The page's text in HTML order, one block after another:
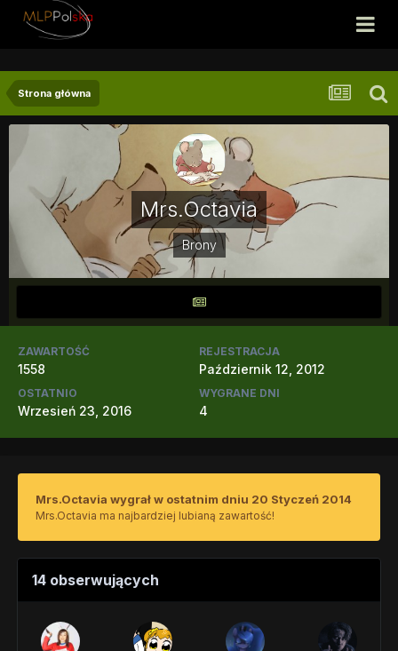
Strona główna
Mrs.Octavia
Brony
ZAWARTOŚĆ
1558
REJESTRACJA
Październik 12, 2012
OSTATNIO
Wrzesień 23, 2016
WYGRANE DNI
4
Mrs.Octavia wygrał w ostatnim dniu 20 Styczeń 2014
Mrs.Octavia ma najbardziej lubianą zawartość!
14 obserwujących